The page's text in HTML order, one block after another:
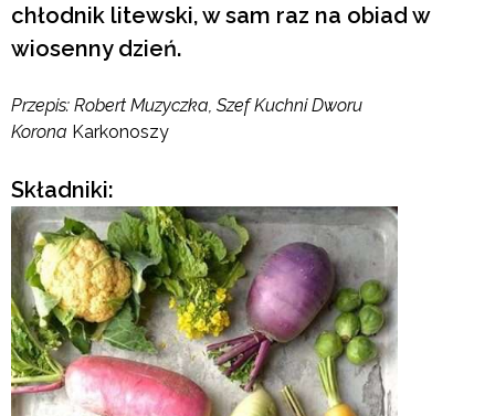
chłodnik litewski, w sam raz na obiad w
wiosenny dzień.
Przepis: Robert Muzyczka, Szef Kuchni Dworu
Korona Karkonoszy
Składniki: